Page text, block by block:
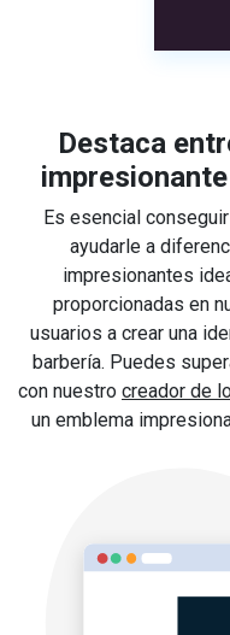
Destaca
Es esencial
ayudarle a
impresionantes
proporcionadas en
usuarios a crear una
barbería. Puedes
con nuestro creador de
un emblema